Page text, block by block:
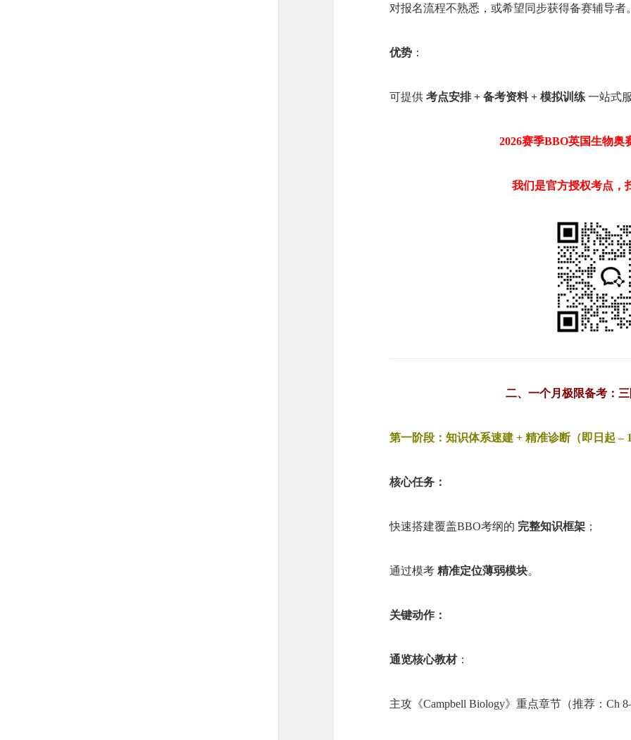
对报名流程不熟悉，或希望同步获得备赛辅导者。
优势 ：
可提供考点安排 + 备考资料 + 模拟训练 一站式
2026赛季BBO英国生物奥
我们是官方授权考点，
二、一个月极限备考：
第一阶段：知识体系速建 + 精准诊断（即日起 –
核心任务：
快速搭建覆盖BBO考纲的 完整知识框架 ；
通过模考精准定位薄弱模块。
关键动作：
通览核心教材：
主攻《Campbell Biology》重点章节（推荐：Ch